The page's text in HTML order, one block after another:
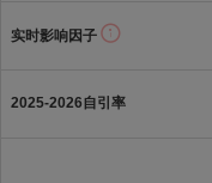
实时影响因子
2025-2026自引率